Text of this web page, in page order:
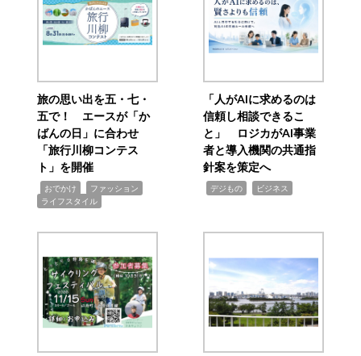
旅の思い出を五・七・
五で！ エースが「か
ばんの日」に合わせ
「旅行川柳コンテス
ト」を開催
おでかけ ファッション
ライフスタイル
「人がAIに求めるのは
信頼し相談できるこ
と」 ロジカがAI事業
者と導入機関の共通指
針案を策定へ
デジもの ビジネス